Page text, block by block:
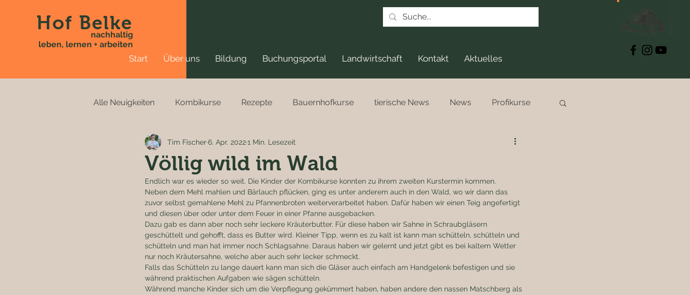
Hof Belke
nachhaltig
leben, lernen + arbeiten
Start Über uns Bildung Buchungsportal Landwirtschaft Kontakt Aktuelles
Alle Neuigkeiten Kombikurse Rezepte Bauernhofkurse tierische News News Profikurse
Völlig wild im Wald
Tim Fischer6. Apr. 20221 Min. Lesezeit
Endlich war es wieder so weit. Die Kinder der Kombikurse konnten zu ihrem zweiten Kurstermin kommen.
Neben dem Mehl mahlen und Bärlauch pflücken, ging es unter anderem auch in den Wald, wo wir dann das
zuvor selbst gemahlene Mehl zu Pfannenbroten weiterverarbeitet haben. Dafür haben wir einen Teig angefertigt
und diesen über oder unter dem Feuer in einer Pfanne ausgebacken.
Dazu gab es dann aber noch sehr leckere Kräuterbutter. Für diese haben wir Sahne in Schraubgläsern
geschüttelt und gehofft, dass es Butter wird. Kleiner Tipp, wenn es zu kalt ist kann man schütteln, schütteln und
schütteln und man hat immer noch Schlagsahne. Daraus haben wir gelernt und jetzt gibt es bei kaltem Wetter
nur noch Kräutersahne, welche aber auch sehr lecker schmeckt.
Falls das Schütteln zu lange dauert kann man sich die Gläser auch einfach am Handgelenk befestigen und sie
während praktischen Aufgaben wie sägen schütteln.
Während manche Kinder sich um die Verpflegung gekümmert haben, haben andere den nassen Matschberg als